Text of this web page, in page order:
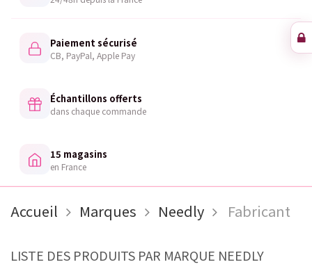
Paiement sécurisé
CB, PayPal, Apple Pay
Échantillons offerts
dans chaque commande
15 magasins
en France
Accueil Marques Needly Fabricant
LISTE DES PRODUITS PAR MARQUE NEEDLY